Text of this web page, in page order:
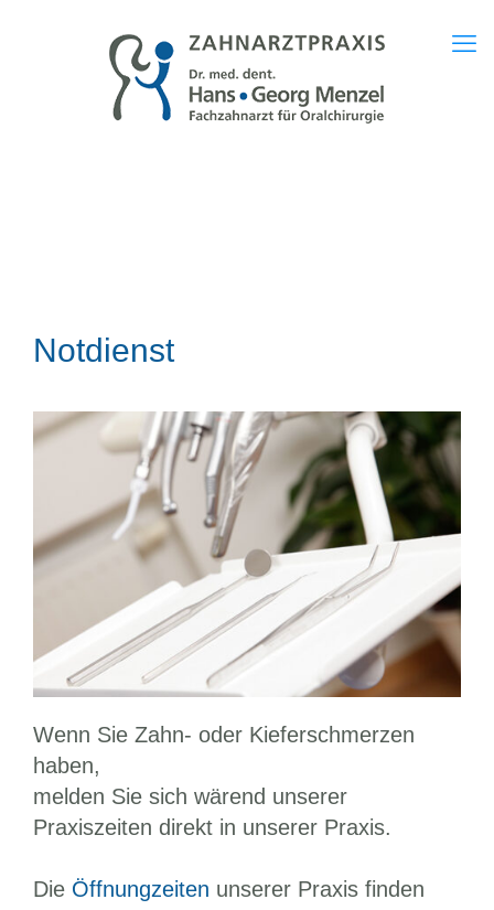
Notdienst
Wenn Sie Zahn- oder Kieferschmerzen
haben,
melden Sie sich wärend unserer
Praxiszeiten direkt in unserer Praxis.
Die Öffnungzeiten unserer Praxis finden